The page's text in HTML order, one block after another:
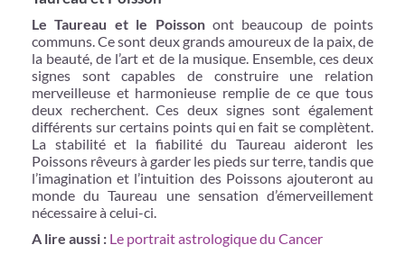
Le Taureau et le Poissonont beaucoup de points
communs. Ce sont deux grands amoureux de la paix, de
la beauté, de l’art et de la musique. Ensemble, ces deux
signes sont capables de construire une relation
merveilleuse et harmonieuse remplie de ce que tous
deux recherchent. Ces deux signes sont également
différents sur certains points qui en fait se complètent.
La stabilité et la fiabilité du Taureau aideront les
Poissons rêveurs à garder les pieds sur terre, tandis que
l’imagination et l’intuition des Poissons ajouteront au
monde du Taureau une sensation d’émerveillement
nécessaire à celui-ci.
A lire aussi : Le portrait astrologique du Cancer